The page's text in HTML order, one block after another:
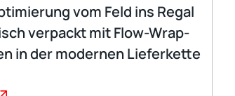
vom Feld ins Regal
verpackt mit Flow-Wrap-
in der modernen Lieferkette